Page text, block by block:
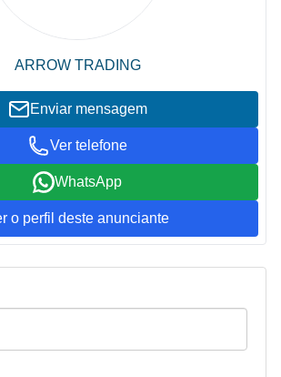
ARROW TRADING
Enviar mensagem
Ver telefone
WhatsApp
o perfil deste anunciante